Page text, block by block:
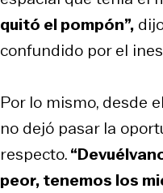
quitó el pompón”,
confundido por el
Por lo mismo, desde
no dejó pasar la
respecto.
peor, tenemos los